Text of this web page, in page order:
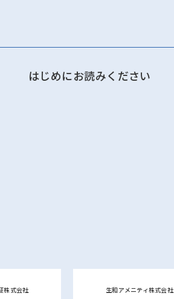
はじめにお読みください
株式会社 生和アメニティ株式会社